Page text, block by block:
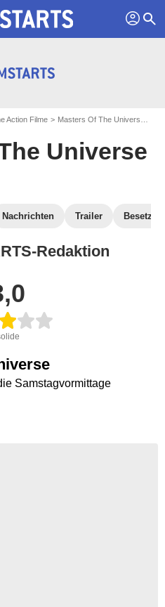
profil search
Action Filme Masters Of The Universe
Universe
Nachrichten Trailer
Redaktion
Samstagvormittage